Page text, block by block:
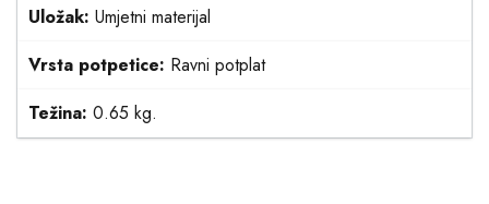
Uložak: Umjetni materijal
Vrsta potpetice: Ravni potplat
Težina: 0.65 kg.